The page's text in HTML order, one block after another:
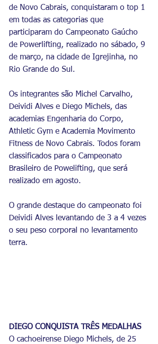
de Novo Cabrais, conquistaram o top 1
em todas as categorias que
participaram do Campeonato Gaúcho
de Powerlifting, realizado no sábado, 9
de março, na cidade de Igrejinha, no
Rio Grande do Sul.
Os integrantes são Michel Carvalho,
Deividi Alves e Diego Michels, das
academias Engenharia do Corpo,
Athletic Gym e Academia Movimento
Fitness de Novo Cabrais. Todos foram
classificados para o Campeonato
Brasileiro de Powelifting, que será
realizado em agosto.
O grande destaque do campeonato foi
Deividi Alves levantando de 3 a 4 vezes
o seu peso corporal no levantamento
terra.
DIEGO CONQUISTA TRÊS MEDALHAS
O cachoeirense Diego Michels, de 25